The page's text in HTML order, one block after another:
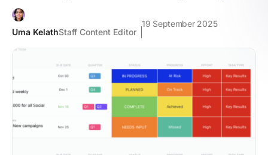
Uma KelathStaff Content Editor
19 September 2025